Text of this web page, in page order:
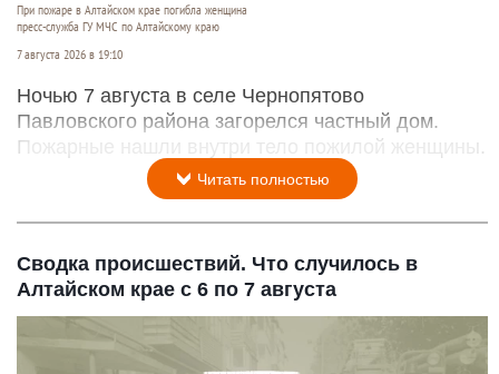
При пожаре в Алтайском крае погибла женщина
пресс-служба ГУ МЧС по Алтайскому краю
7 августа 2026 в 19:10
Ночью 7 августа в селе Чернопятово
Павловского района загорелся частный дом.
Пожарные нашли внутри тело пожилой женщины.
Читать полностью
Сводка происшествий. Что случилось в
Алтайском крае с 6 по 7 августа